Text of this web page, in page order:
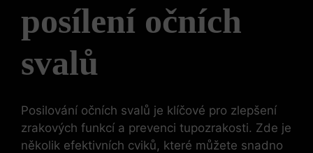
posílení očních
svalů
Posilování očních svalů je klíčové pro zlepšení
zrakových funkcí a prevenci tupozrakosti. Zde je
několik efektivních cviků, které můžete snadno